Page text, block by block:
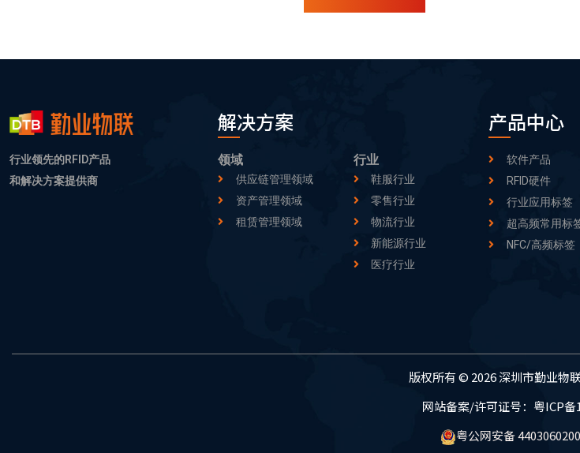
行业领先的RFID产品
和解决方案提供商
解决方案
领域
供应链管理领域
资产管理领域
租赁管理领域
行业
鞋服行业
零售行业
物流行业
新能源行业
医疗行业
产品中心
软件产品
RFID硬件
行业应用标签
超高频常用标
NFC/高频标签
版权所有 © 2026 深圳市勤业物
网站备案/许可证号：粤ICP备
粤公网安备